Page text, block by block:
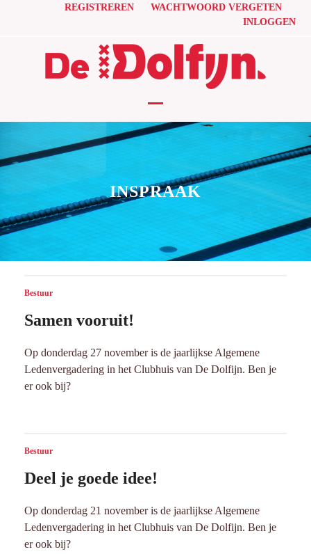
REGISTREREN
WACHTWOORD VERGETEN
INLOGGEN
Open
Close
INSPRAAK
Bestuur
Samen vooruit!
Op donderdag 27 november is de jaarlijkse Algemene
Ledenvergadering in het Clubhuis van De Dolfijn. Ben je
er ook bij?
Bestuur
Deel je goede idee!
Op donderdag 21 november is de jaarlijkse Algemene
Ledenvergadering in het Clubhuis van De Dolfijn. Ben je
er ook bij?